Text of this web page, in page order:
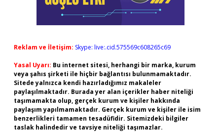
Reklam ve İletişim: Skype: live:.cid.575569c608265c69
Yasal Uyarı: Bu internet sitesi, herhangi bir marka, kurum
veya şahıs şirketi ile hiçbir bağlantısı bulunmamaktadır.
Sitede yalnızca kendi hazırladığımız makaleler
paylaşılmaktadır. Burada yer alan içerikler haber niteliği
taşımamakta olup, gerçek kurum ve kişiler hakkında
paylaşım yapılmamaktadır. Gerçek kurum ve kişiler ile isim
benzerlikleri tamamen tesadüfidir. Sitemizdeki bilgiler
taslak halindedir ve tavsiye niteliği taşımazlar.